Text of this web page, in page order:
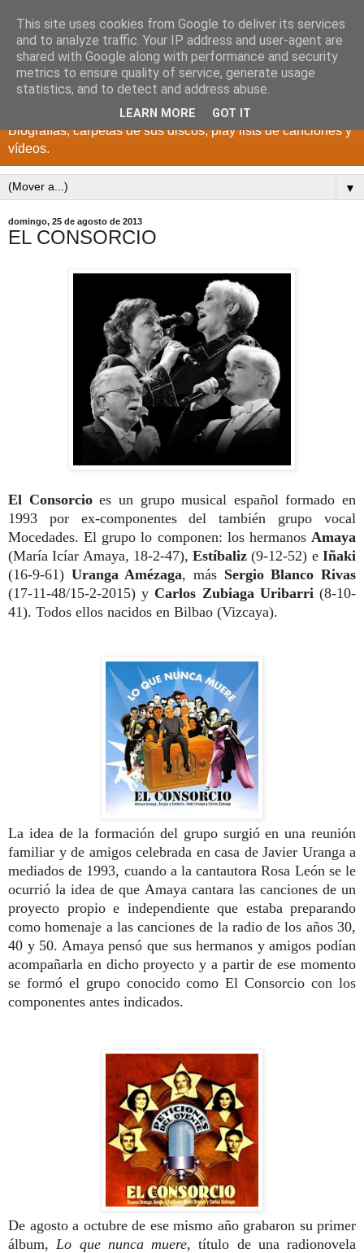
DISCOS PARA EL
RECUERDO
CANTANTES Y GRUPOS DE LOS AÑOS 1950 a 2022.
Biografías, carpetas de sus discos, play lists de canciones y
vídeos.
▼
domingo, 25 de agosto de 2013
EL CONSORCIO
El Consorcioes un grupo musical español formado en
1993 por ex-componentes del también grupo vocal
Mocedades. El grupo lo componen: los hermanos Amaya
(María Icíar Amaya, 18-2-47),Estíbaliz (9-12-52) eIñaki
(16-9-61) Uranga Amézaga, más Sergio Blanco Rivas
(17-11-48/15-2-2015) y Carlos Zubiaga Uribarri (8-10-
41). Todos ellos nacidos en Bilbao (Vizcaya).
La idea de la formación del grupo surgió en una reunión
familiar y de amigos celebrada en casa de Javier Uranga a
mediados de 1993, cuando a la cantautora Rosa León se le
ocurrió la idea de que Amaya cantara las canciones de un
proyecto propio e independiente que estaba preparando
como homenaje a las canciones de la radio de los años 30,
40 y 50. Amaya pensó que sus hermanos y amigos podían
acompañarla en dicho proyecto y a partir de ese momento
se formó el grupo conocido como El Consorcio con los
componentes antes indicados.
De agosto a octubre de ese mismo año grabaron su primer
álbum, Lo que nunca muere, título de una radionovela
This site uses cookies from Google to deliver its services
and to analyze traffic. Your IP address and user-agent are
shared with Google along with performance and security
metrics to ensure quality of service, generate usage
statistics, and to detect and address abuse.
LEARN MORE GOT IT